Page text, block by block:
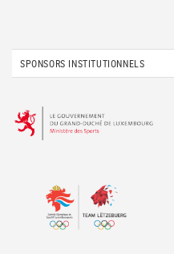
SPONSORS INSTITUTIONNELS